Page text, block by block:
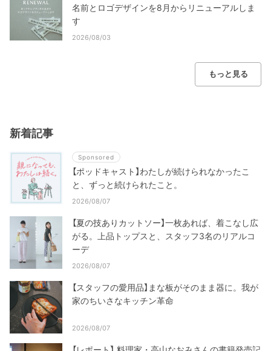
名前とロゴデザインを8月からリニューアルしま
す
2026/08/03
もっと見る
新着記事
Sponsored
【ポッドキャスト】わたしが続けられなかったこ
と、ずっと続けられたこと。
2026/08/07
【夏の技ありカットソー】一枚あれば、着こなし広
がる。上品トップスと、スタッフ3名のリアルコ
ーデ
2026/08/07
【スタッフの愛用品】まな板がそのまま器に。我が
家のちいさなキッチン革命
2026/08/07